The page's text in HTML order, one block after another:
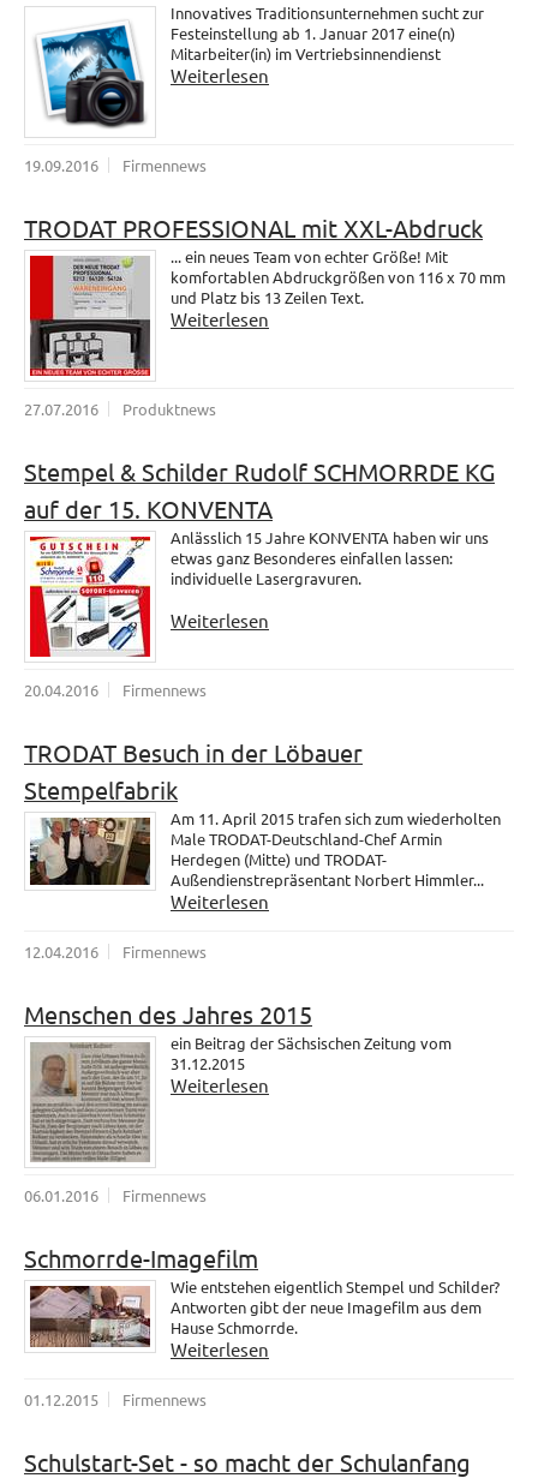
Innovatives Traditionsunternehmen sucht zur
Festeinstellung ab 1. Januar 2017 eine(n)
Mitarbeiter(in) im Vertriebsinnendienst
Weiterlesen
19.09.2016 Firmennews
TRODAT PROFESSIONAL mit XXL-Abdruck
... ein neues Team von echter Größe! Mit
komfortablen Abdruckgrößen von 116 x 70 mm
und Platz bis 13 Zeilen Text.
Weiterlesen
27.07.2016 Produktnews
Stempel & Schilder Rudolf SCHMORRDE KG
auf der 15. KONVENTA
Anlässlich 15 Jahre KONVENTA haben wir uns
etwas ganz Besonderes einfallen lassen:
individuelle Lasergravuren.
Weiterlesen
20.04.2016 Firmennews
TRODAT Besuch in der Löbauer
Stempelfabrik
Am 11. April 2015 trafen sich zum wiederholten
Male TRODAT-Deutschland-Chef Armin
Herdegen (Mitte) und TRODAT-
Außendienstrepräsentant Norbert Himmler...
Weiterlesen
12.04.2016 Firmennews
Menschen des Jahres 2015
ein Beitrag der Sächsischen Zeitung vom
31.12.2015
Weiterlesen
06.01.2016 Firmennews
Schmorrde-Imagefilm
Wie entstehen eigentlich Stempel und Schilder?
Antworten gibt der neue Imagefilm aus dem
Hause Schmorrde.
Weiterlesen
01.12.2015 Firmennews
Schulstart-Set - so macht der Schulanfang